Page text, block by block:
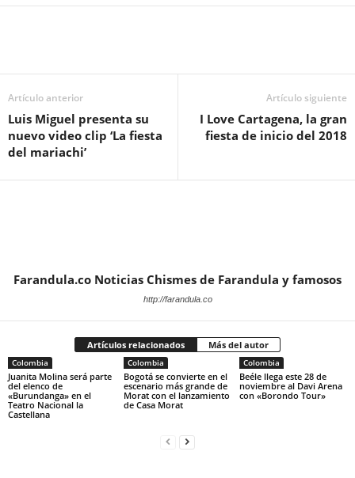
Artículo anterior
Luis Miguel presenta su
nuevo video clip ‘La fiesta
del mariachi’
Artículo siguiente
I Love Cartagena, la gran
fiesta de inicio del 2018
Farandula.co Noticias Chismes de Farandula y famosos
http://farandula.co
Artículos relacionados Más del autor
Colombia
Juanita Molina será parte
del elenco de
«Burundanga» en el
Teatro Nacional la
Castellana
Colombia
Bogotá se convierte en el
escenario más grande de
Morat con el lanzamiento
de Casa Morat
Colombia
Beéle llega este 28 de
noviembre al Davi Arena
con «Borondo Tour»